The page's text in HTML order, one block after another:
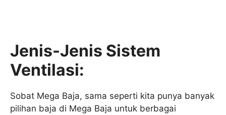
Jenis-Jenis Sistem
Ventilasi:
Sobat Mega Baja, sama seperti kita punya banyak
pilihan baja di Mega Baja untuk berbagai